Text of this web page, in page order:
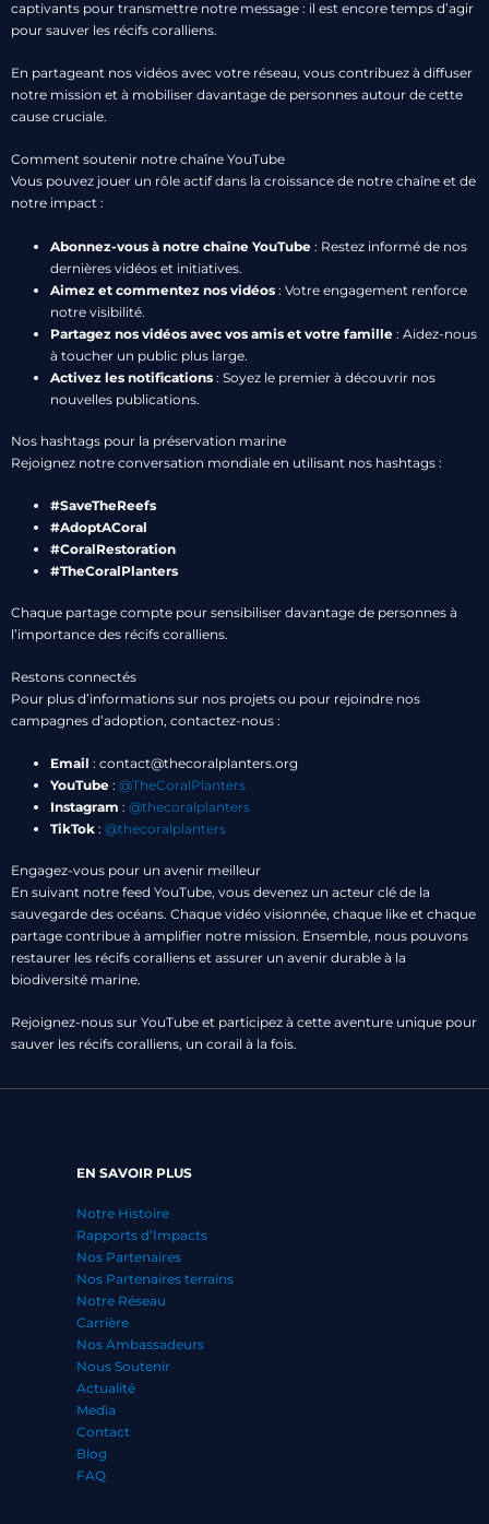
captivants pour transmettre notre message : il est encore temps d’agir
pour sauver les récifs coralliens.
En partageant nos vidéos avec votre réseau, vous contribuez à diffuser
notre mission et à mobiliser davantage de personnes autour de cette
cause cruciale.
Comment soutenir notre chaîne YouTube
Vous pouvez jouer un rôle actif dans la croissance de notre chaîne et de
notre impact :
Abonnez-vous à notre chaîne YouTube : Restez informé de nos
dernières vidéos et initiatives.
Aimez et commentez nos vidéos : Votre engagement renforce
notre visibilité.
Partagez nos vidéos avec vos amis et votre famille : Aidez-nous
à toucher un public plus large.
Activez les notifications : Soyez le premier à découvrir nos
nouvelles publications.
Nos hashtags pour la préservation marine
Rejoignez notre conversation mondiale en utilisant nos hashtags :
#SaveTheReefs
#AdoptACoral
#CoralRestoration
#TheCoralPlanters
Chaque partage compte pour sensibiliser davantage de personnes à
l’importance des récifs coralliens.
Restons connectés
Pour plus d’informations sur nos projets ou pour rejoindre nos
campagnes d’adoption, contactez-nous :
Email : contact@thecoralplanters.org
YouTube : @TheCoralPlanters
Instagram : @thecoralplanters
TikTok : @thecoralplanters
Engagez-vous pour un avenir meilleur
En suivant notre feed YouTube, vous devenez un acteur clé de la
sauvegarde des océans. Chaque vidéo visionnée, chaque like et chaque
partage contribue à amplifier notre mission. Ensemble, nous pouvons
restaurer les récifs coralliens et assurer un avenir durable à la
biodiversité marine.
Rejoignez-nous sur YouTube et participez à cette aventure unique pour
sauver les récifs coralliens, un corail à la fois.
EN SAVOIR PLUS
Notre Histoire
Rapports d’Impacts
Nos Partenaires
Nos Partenaires terrains
Notre Réseau
Carrière
Nos Ambassadeurs
Nous Soutenir
Actualité
Media
Contact
Blog
FAQ